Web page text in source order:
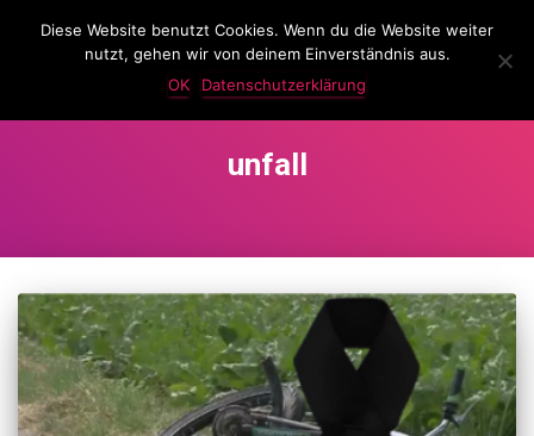
LassKnattern
unfall
Diese Website benutzt Cookies. Wenn du die Website weiter
nutzt, gehen wir von deinem Einverständnis aus.
OK
Datenschutzerklärung